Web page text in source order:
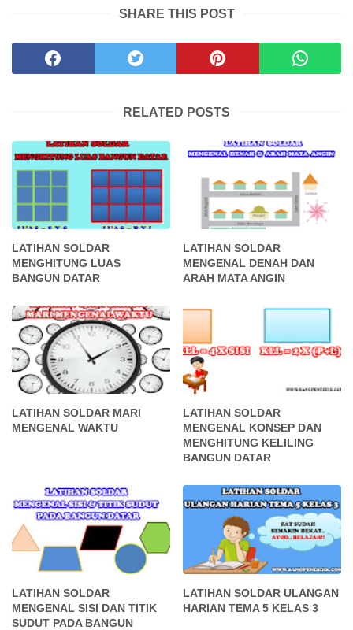
SHARE THIS POST
RELATED POSTS
LATIHAN SOLDAR
MENGHITUNG LUAS
BANGUN DATAR
LATIHAN SOLDAR
MENGENAL DENAH DAN
ARAH MATA ANGIN
LATIHAN SOLDAR MARI
MENGENAL WAKTU
LATIHAN SOLDAR
MENGENAL KONSEP DAN
MENGHITUNG KELILING
BANGUN DATAR
LATIHAN SOLDAR
MENGENAL SISI DAN TITIK
SUDUT PADA BANGUN
LATIHAN SOLDAR ULANGAN
HARIAN TEMA 5 KELAS 3